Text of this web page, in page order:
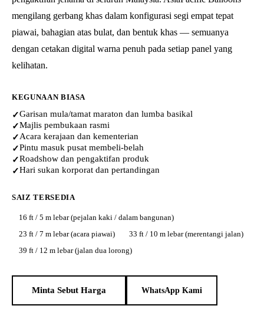
mengilang gerbang khas dalam konfigurasi segi empat tepat
piawai, bahagian atas bulat, dan bentuk khas — semuanya
dengan cetakan digital warna penuh pada setiap panel yang
kelihatan.
KEGUNAAN BIASA
✓Garisan mula/tamat maraton dan lumba basikal
✓Majlis pembukaan rasmi
✓Acara kerajaan dan kementerian
✓Pintu masuk pusat membeli-belah
✓Roadshow dan pengaktifan produk
✓Hari sukan korporat dan pertandingan
SAIZ TERSEDIA
16 ft / 5 m lebar (pejalan kaki / dalam bangunan)
23 ft / 7 m lebar (acara piawai)
33 ft / 10 m lebar (merentangi jalan)
39 ft / 12 m lebar (jalan dua lorong)
Minta Sebut Harga WhatsApp Kami